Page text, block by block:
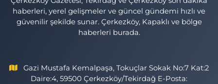
haberleri, yerel gelişmeler ve güncel gündemi hızlı ve
güvenilir şekilde sunar. Çerkezköy, Kapaklı ve bölge
haberleri burada.
Gazi Mustafa Kemalpaşa, Tokuçlar Sokak No:7 Kat:2
Daire:4, 59500 Çerkezköy/Tekirdağ E-Posta: